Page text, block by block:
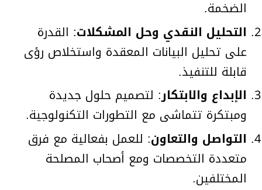
الضخمة.
التحليل النقدي وحل المشكلات: القدرة
على تحليل البيانات المعقدة واستخلاص رؤى
قابلة للتنفيذ.
الإبداع والابتكار: لتصميم حلول جديدة
ومبتكرة تتماشى مع التطورات التكنولوجية.
التواصل والتعاون: للعمل بفعالية مع فرق
متعددة التخصصات ومع أصحاب المصلحة
المختلفين.